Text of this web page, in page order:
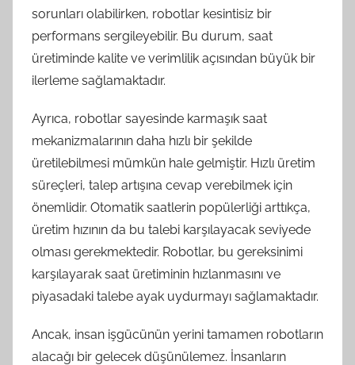
sorunları olabilirken, robotlar kesintisiz bir
performans sergileyebilir. Bu durum, saat
üretiminde kalite ve verimlilik açısından büyük bir
ilerleme sağlamaktadır.
Ayrıca, robotlar sayesinde karmaşık saat
mekanizmalarının daha hızlı bir şekilde
üretilebilmesi mümkün hale gelmiştir. Hızlı üretim
süreçleri, talep artışına cevap verebilmek için
önemlidir. Otomatik saatlerin popülerliği arttıkça,
üretim hızının da bu talebi karşılayacak seviyede
olması gerekmektedir. Robotlar, bu gereksinimi
karşılayarak saat üretiminin hızlanmasını ve
piyasadaki talebe ayak uydurmayı sağlamaktadır.
Ancak, insan işgücünün yerini tamamen robotların
alacağı bir gelecek düşünülemez. İnsanların